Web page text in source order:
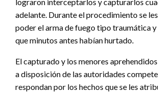
adelante. Durante el procedimiento se
poder el arma de fuego tipo traumática y
que minutos antes habían hurtado.
El capturado y los menores
a disposición de las autoridades
respondan por los hechos que se les